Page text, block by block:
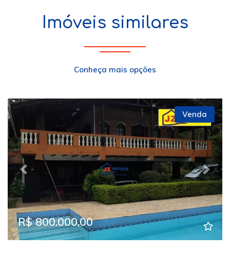
Imóveis similares
Conheça mais opções
Previous Next
Venda
R$ 800.000,00